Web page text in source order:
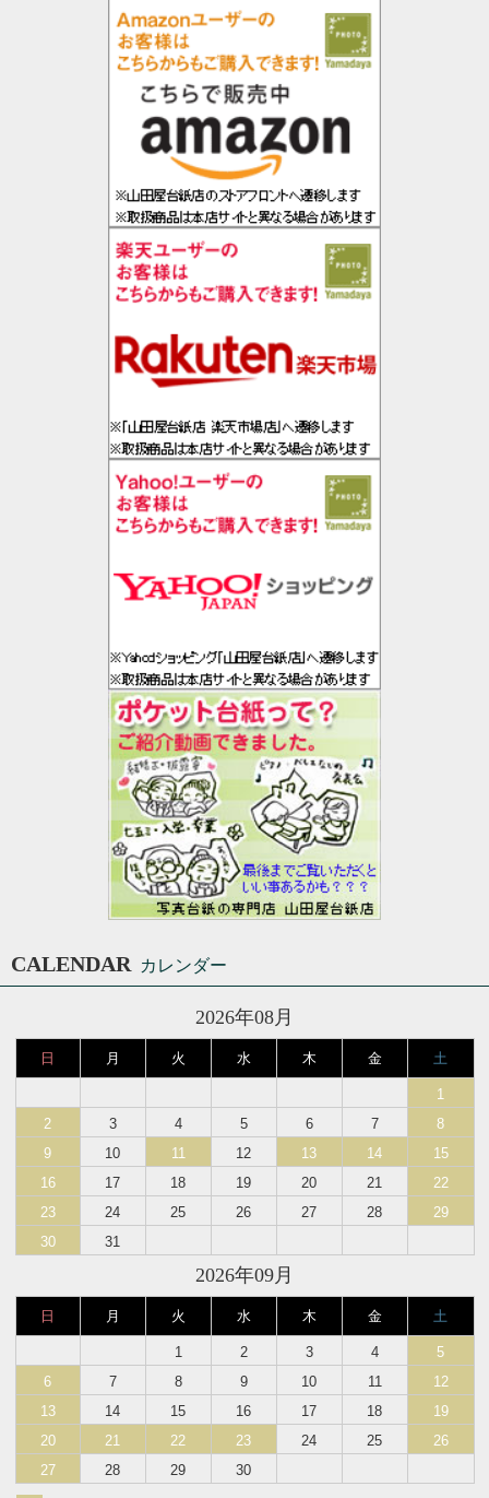
CALENDAR カレンダー
2026年08月
日 月 火 水 木 金 土
1
2
3 4 5 6 7
8
9
10 11 12 13 14
15
16
17 18 19 20 21
22
23
24 25 26 27 28
29
30
31
2026年09月
日 月 火 水 木 金 土
1 2 3 4
5
6
7 8 9 10 11
12
13
14 15 16 17 18
19
20
21 22 23 24 25
26
27
28 29 30